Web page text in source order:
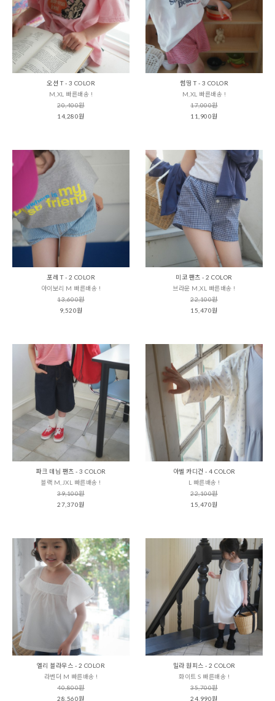
오션 T - 3 COLOR
M,XL 빠른배송 !
20,400원
14,280원
썸띵 T - 3 COLOR
M,XL 빠른배송 !
17,000원
11,900원
포레 T - 2 COLOR
아이보리 M 빠른배송 !
13,600원
9,520원
미코 팬츠 - 2 COLOR
브라운 M,XL 빠른배송 !
22,100원
15,470원
파크 데님 팬츠 - 3 COLOR
블랙 M,JXL 빠른배송 !
39,100원
27,370원
아벨 카디건 - 4 COLOR
L 빠른배송 !
22,100원
15,470원
엘리 블라우스 - 2 COLOR
라벤더 M 빠른배송 !
40,800원
28,560원
밀라 원피스 - 2 COLOR
화이트 S 빠른배송 !
35,700원
24,990원